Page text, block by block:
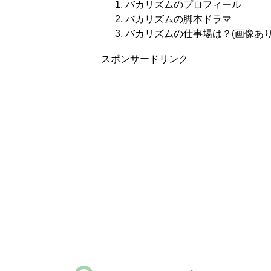
バカリズムのプロフィール
バカリズムの脚本ドラマ
バカリズムの仕事場は？(画像あ
スポンサードリンク